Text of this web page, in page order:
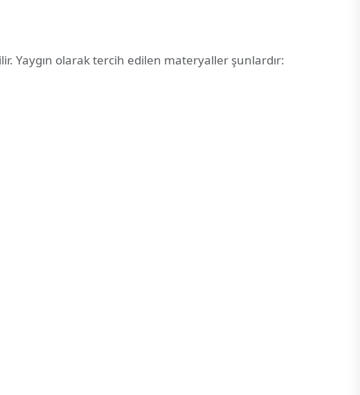
Yaygın olarak tercih edilen materyaller şunlardır: